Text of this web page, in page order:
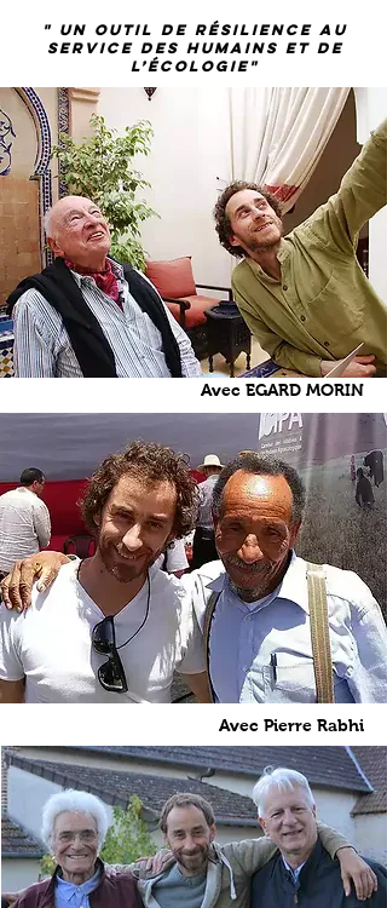
" Un outil de résilience au
service des HUMAINS et de
l’écologie"
Avec EGARD MORIN
Avec Pierre Rabhi